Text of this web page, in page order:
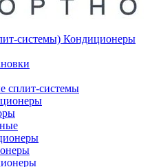
Кондиционеры
сплит-системы